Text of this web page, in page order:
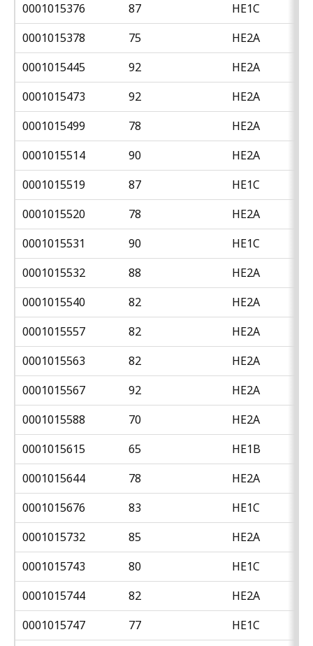
0001015376
87
HE1C
0001015378
75
HE2A
0001015445
92
HE2A
0001015473
92
HE2A
0001015499
78
HE2A
0001015514
90
HE2A
0001015519
87
HE1C
0001015520
78
HE2A
0001015531
90
HE1C
0001015532
88
HE2A
0001015540
82
HE2A
0001015557
82
HE2A
0001015563
82
HE2A
0001015567
92
HE2A
0001015588
70
HE2A
0001015615
65
HE1B
0001015644
78
HE2A
0001015676
83
HE1C
0001015732
85
HE2A
0001015743
80
HE1C
0001015744
82
HE2A
0001015747
77
HE1C